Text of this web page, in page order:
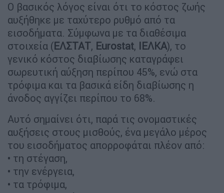
Ο βασικός λόγος είναι ότι το κόστος ζωής
αυξήθηκε με ταχύτερο ρυθμό από τα
εισοδήματα. Σύμφωνα με τα διαθέσιμα
στοιχεία ( ΕΛΣΤΑΤ, Eurostat, ΙΕΛΚΑ), το
γενικό κόστος διαβίωσης καταγράφει
σωρευτική αύξηση περίπου 45%, ενώ στα
τρόφιμα και τα βασικά είδη διαβίωσης η
άνοδος αγγίζει περίπου το 68%.
Αυτό σημαίνει ότι, παρά τις ονομαστικές
αυξήσεις στους μισθούς, ένα μεγάλο μέρος
του εισοδήματος απορροφάται πλέον από:
• τη στέγαση,
• την ενέργεια,
• τα τρόφιμα,